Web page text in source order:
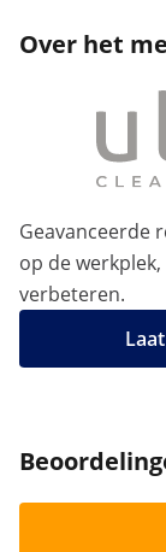
Over het
Geavanceerde
op de
verbeteren.